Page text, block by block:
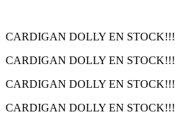
CARDIGAN DOLLY EN STOCK!!!
CARDIGAN DOLLY EN STOCK!!!
CARDIGAN DOLLY EN STOCK!!!
CARDIGAN DOLLY EN STOCK!!!